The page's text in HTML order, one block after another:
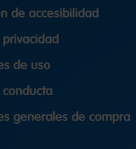
de accesibilidad
de uso
generales de compra